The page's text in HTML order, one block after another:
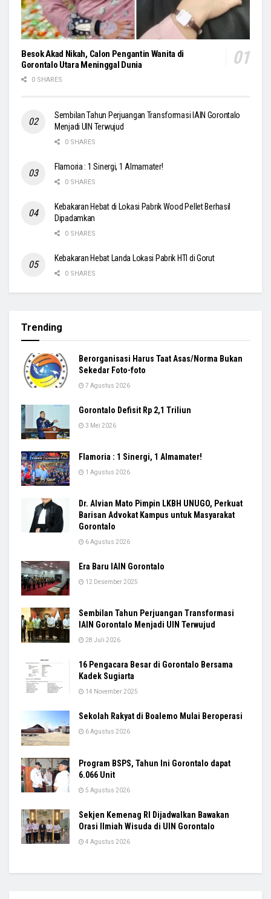
Besok Akad Nikah, Calon Pengantin Wanita di
Gorontalo Utara Meninggal Dunia
0 SHARES
Sembilan Tahun Perjuangan Transformasi IAIN Gorontalo
Menjadi UIN Terwujud
0 SHARES
Flamoria : 1 Sinergi, 1 Almamater!
0 SHARES
Kebakaran Hebat di Lokasi Pabrik Wood Pellet Berhasil
Dipadamkan
0 SHARES
Kebakaran Hebat Landa Lokasi Pabrik HTI di Gorut
0 SHARES
Trending
Berorganisasi Harus Taat Asas/Norma Bukan
Sekedar Foto-foto
7 Agustus 2026
Gorontalo Defisit Rp 2,1 Triliun
3 Mei 2026
Flamoria : 1 Sinergi, 1 Almamater!
1 Agustus 2026
Dr. Alvian Mato Pimpin LKBH UNUGO, Perkuat
Barisan Advokat Kampus untuk Masyarakat
Gorontalo
6 Agustus 2026
Era Baru IAIN Gorontalo
12 Desember 2025
Sembilan Tahun Perjuangan Transformasi
IAIN Gorontalo Menjadi UIN Terwujud
28 Juli 2026
16 Pengacara Besar di Gorontalo Bersama
Kadek Sugiarta
14 November 2025
Sekolah Rakyat di Boalemo Mulai Beroperasi
6 Agustus 2026
Program BSPS, Tahun Ini Gorontalo dapat
6.066 Unit
5 Agustus 2026
Sekjen Kemenag RI Dijadwalkan Bawakan
Orasi Ilmiah Wisuda di UIN Gorontalo
4 Agustus 2026